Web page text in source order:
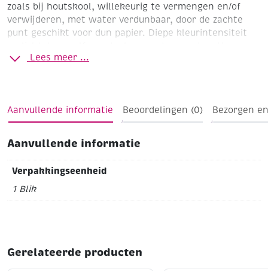
zoals bij houtskool, willekeurig te vermengen en/of
verwijderen, met water verdunbaar, door de zachte
punt geschikt voor dun papier. Diepe kleurintensiteit
lichtbestendigheid.
* Rond* Gelakt beukenhout met gekleurde tip
* Ø kern 4,5 mm
Assortiment
liefst 48 kleuren kunt u de rijkste kleurnuances en -
schakeringen tekenen.
Lees meer ...
Aanvullende informatie Beoordelingen (0) Bezorgen
Aanvullende informatie
Verpakkingseenheid
1 Blik
Gerelateerde producten